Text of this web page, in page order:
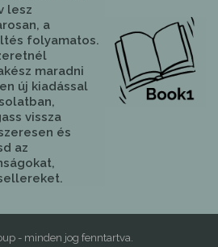
lesz
a
folyamatos.
maradni
új kiadással
vissza
és
az
- minden jog fenntartva.